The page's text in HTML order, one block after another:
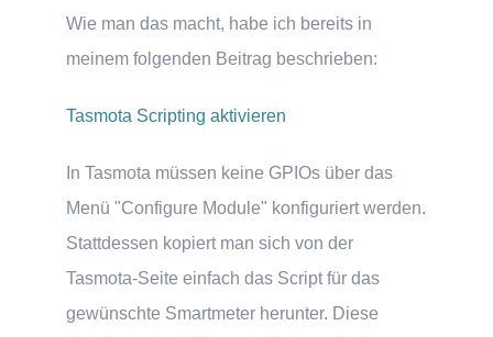
Wie man das macht, habe ich bereits in
meinem folgenden Beitrag beschrieben:
Tasmota Scripting aktivieren
In Tasmota müssen keine GPIOs über das
Menü "Configure Module" konfiguriert werden.
Stattdessen kopiert man sich von der
Tasmota-Seite einfach das Script für das
gewünschte Smartmeter herunter. Diese